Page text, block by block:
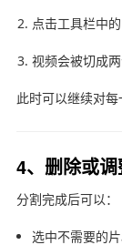
点击工具栏中
视频会被切成
此时可以继续对每
4、删除或
分割完成后可以：
选中不需要的